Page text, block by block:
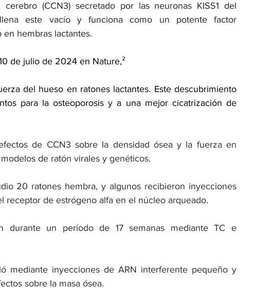
(CCN3) secretado por las neuronas KISS1 del
llena este vacío y funciona como un potente factor
hembras lactantes.
de julio de 2024 en Nature,²
del hueso en ratones lactantes. Este descubrimiento
para la osteoporosis y a una mejor cicatrización de
de CCN3 sobre la densidad ósea y la fuerza en
de ratón virales y genéticos.
20 ratones hembra, y algunos recibieron inyecciones
receptor de estrógeno alfa en el núcleo arqueado.
durante un período de 17 semanas mediante TC e
mediante inyecciones de ARN interferente pequeño y
sobre la masa ósea.